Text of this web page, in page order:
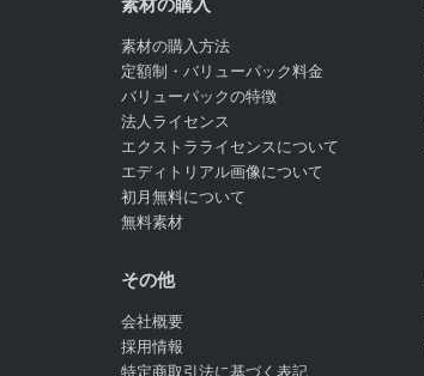
素材の購入
素材の購入方法
定額制・バリューパック料金
バリューパックの特徴
法人ライセンス
エクストラライセンスについて
エディトリアル画像について
初月無料について
無料素材
その他
会社概要
採用情報
特定商取引法に基づく表記